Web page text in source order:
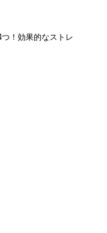
！効果的なストレ